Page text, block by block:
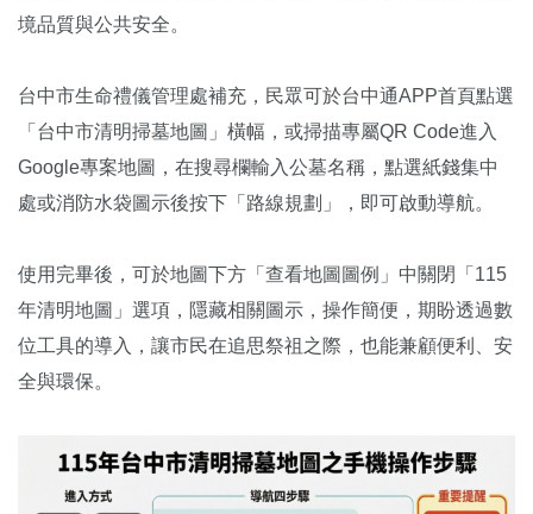
境品質與公共安全。
台中市生命禮儀管理處補充，民眾可於台中通APP首頁點選
「台中市清明掃墓地圖」橫幅，或掃描專屬QR Code進入
Google專案地圖，在搜尋欄輸入公墓名稱，點選紙錢集中
處或消防水袋圖示後按下「路線規劃」，即可啟動導航。
使用完畢後，可於地圖下方「查看地圖圖例」中關閉「115
年清明地圖」選項，隱藏相關圖示，操作簡便，期盼透過數
位工具的導入，讓市民在追思祭祖之際，也能兼顧便利、安
全與環保。